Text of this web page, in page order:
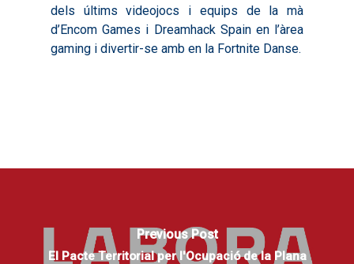
dels últims videojocs i equips de la mà
d’Encom Games i Dreamhack Spain en l’àrea
gaming i divertir-se amb en la Fortnite Danse.
Previous Post
El Pacte Territorial per l'Ocupació de la Plana